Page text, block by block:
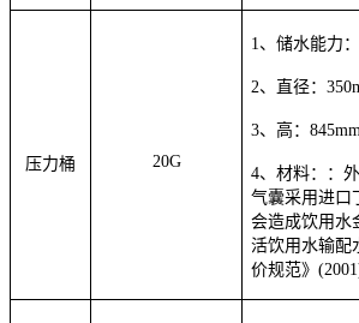
压力桶 20G
1、储水能力
2、直径：
3、高：
4、材料：：
气囊采用进口
会造成饮用水
活饮用水输配
价规范》